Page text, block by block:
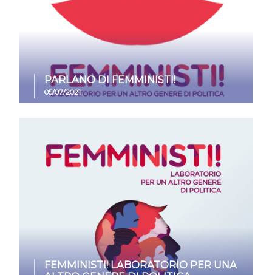
PARLANO DI FEMMINISTI!
05/07/2021
FEMMINISTI! LABORATORIO PER UNA